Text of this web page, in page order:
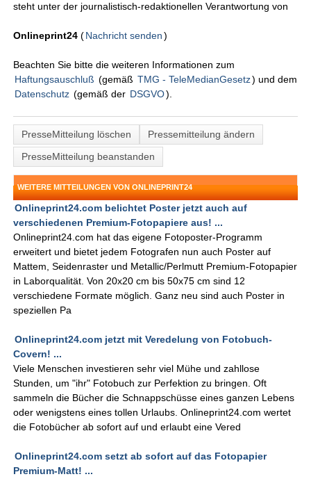
steht unter der journalistisch-redaktionellen Verantwortung von
Onlineprint24 (Nachricht senden )
Beachten Sie bitte die weiteren Informationen zum
Haftungsauschluß (gemäß TMG - TeleMedianGesetz) und dem
Datenschutz (gemäß der DSGVO).
PresseMitteilung löschen
Pressemitteilung ändern
PresseMitteilung beanstanden
WEITERE MITTEILUNGEN VON ONLINEPRINT24
Onlineprint24.com belichtet Poster jetzt auch auf
verschiedenen Premium-Fotopapiere aus! ...
Onlineprint24.com hat das eigene Fotoposter-Programm
erweitert und bietet jedem Fotografen nun auch Poster auf
Mattem, Seidenraster und Metallic/Perlmutt Premium-Fotopapier
in Laborqualität. Von 20x20 cm bis 50x75 cm sind 12
verschiedene Formate möglich. Ganz neu sind auch Poster in
speziellen Pa
Onlineprint24.com jetzt mit Veredelung von Fotobuch-
Covern! ...
Viele Menschen investieren sehr viel Mühe und zahllose
Stunden, um "ihr" Fotobuch zur Perfektion zu bringen. Oft
sammeln die Bücher die Schnappschüsse eines ganzen Lebens
oder wenigstens eines tollen Urlaubs. Onlineprint24.com wertet
die Fotobücher ab sofort auf und erlaubt eine Vered
Onlineprint24.com setzt ab sofort auf das Fotopapier
Premium-Matt! ...